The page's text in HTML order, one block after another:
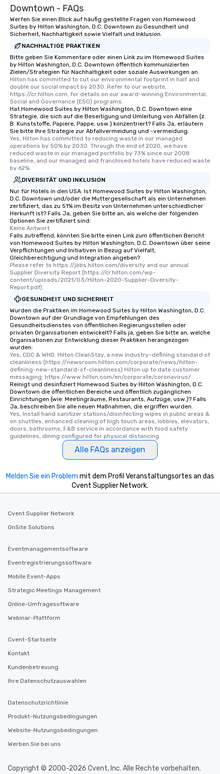
Downtown - FAQs
Werfen Sie einen Blick auf häufig gestellte Fragen von Homewood
Suites by Hilton Washington, D.C. Downtown zu Gesundheit und
Sicherheit, Nachhaltigkeit sowie Vielfalt und Inklusion.
NACHHALTIGE PRAKTIKEN
Bitte geben Sie Kommentare oder einen Link zu im Homewood Suites
by Hilton Washington, D.C. Downtown öffentlich kommunizierten
Zielen/Strategien für Nachhaltigkeit oder soziale Auswirkungen an.
Hilton has committed to cut our environmental footprint in half and
double our social impact by 2030. Refer to our website,
https://cr.hilton.com, for details on our award-winning Environmental,
Social and Governance (ESG) programs.
Hat Homewood Suites by Hilton Washington, D.C. Downtown eine
Strategie, die sich auf die Beseitigung und Umleitung von Abfällen (z.
B. Kunststoffe, Papiere, Pappe, usw.) konzentriert? Falls Ja, erläutern
Sie bitte Ihre Strategie zur Abfallvermeidung und -vermeidung.
Yes, Hilton has committed to reducing waste in our managed
operations by 50% by 2030. Through the end of 2020, we have
reduced waste in our managed portfolio by 73% since our 2008
baseline, and our managed and franchised hotels have reduced waste
by 62%.
DIVERSITÄT UND INKLUSION
Nur für Hotels in den USA: Ist Homewood Suites by Hilton Washington,
D.C. Downtown und/oder die Muttergesellschaft als ein Unternehmen
zertifiziert, das zu 51% im Besitz von Unternehmen unterschiedlicher
Herkunft ist? Falls Ja, geben Sie bitte an, als welche der folgenden
Optionen Sie zertifiziert sind:
Keine Antwort.
Falls zutreffend, könnten Sie bitte einen Link zum öffentlichen Bericht
von Homewood Suites by Hilton Washington, D.C. Downtown über seine
Verpflichtungen und Initiativen in Bezug auf Vielfalt,
Gleichberechtigung und Integration angeben?
Please refer to https://jobs.hilton.com/diversity and our annual
Supplier Diversity Report (https://cr.hilton.com/wp-
content/uploads/2021/03/Hilton-2020-Supplier-Diversity-
Report.pdf).
GESUNDHEIT UND SICHERHEIT
Wurden die Praktiken im Homewood Suites by Hilton Washington, D.C.
Downtown auf der Grundlage von Empfehlungen des
Gesundheitsdienstes von öffentlichen Regierungsstellen oder
privaten Organisationen entwickelt? Falls ja, geben Sie bitte an, welche
Organisationen zur Entwicklung dieser Praktiken herangezogen
wurden:
Yes, CDC & WHO. Hilton CleanStay, a new industry-defining standard of
cleanliness (https://newsroom.hilton.com/corporate/news/hilton-
defining-new-standard-of-cleanliness) Hilton up to date customer
messaging: https://www.hilton.com/en/corporate/coronavirus/
Reinigt und desinfiziert Homewood Suites by Hilton Washington, D.C.
Downtown die öffentlichen Bereiche und öffentlich zugänglichen
Einrichtungen (wie: Meetingräume, Restaurants, Aufzüge, usw.)? Falls
Ja, beschreiben Sie alle neuen Maßnahmen, die ergriffen wurden.
Yes, Install hand sanitizer stations/disinfecting wipes in public areas &
on shuttles; enhanced cleaning of high touch areas, lobbies, elevators,
doors, bathrooms; F&B service in accordance with food safety
guidelines, dining configured for physical distancing
Alle FAQs anzeigen
Melden Sie ein Problem mit dem Profil Veranstaltungsortes an das
Cvent Supplier Network.
Cvent Supplier Network
OnSite Solutions
Eventmanagementsoftware
Eventregistrierungssoftware
Mobile Event-Apps
Strategic Meetings Management
Online-Umfragesoftware
Webinar-Plattform
Cvent-Startseite
Kontakt
Kundenbetreuung
Ihre Datenschutzauswahlen
Datenschutzrichtlinie
Produkt-Nutzungsbedingungen
Website-Nutzungsbedingungen
Werben Sie bei uns
Copyright © 2000-2026 Cvent, Inc. Alle Rechte vorbehalten.